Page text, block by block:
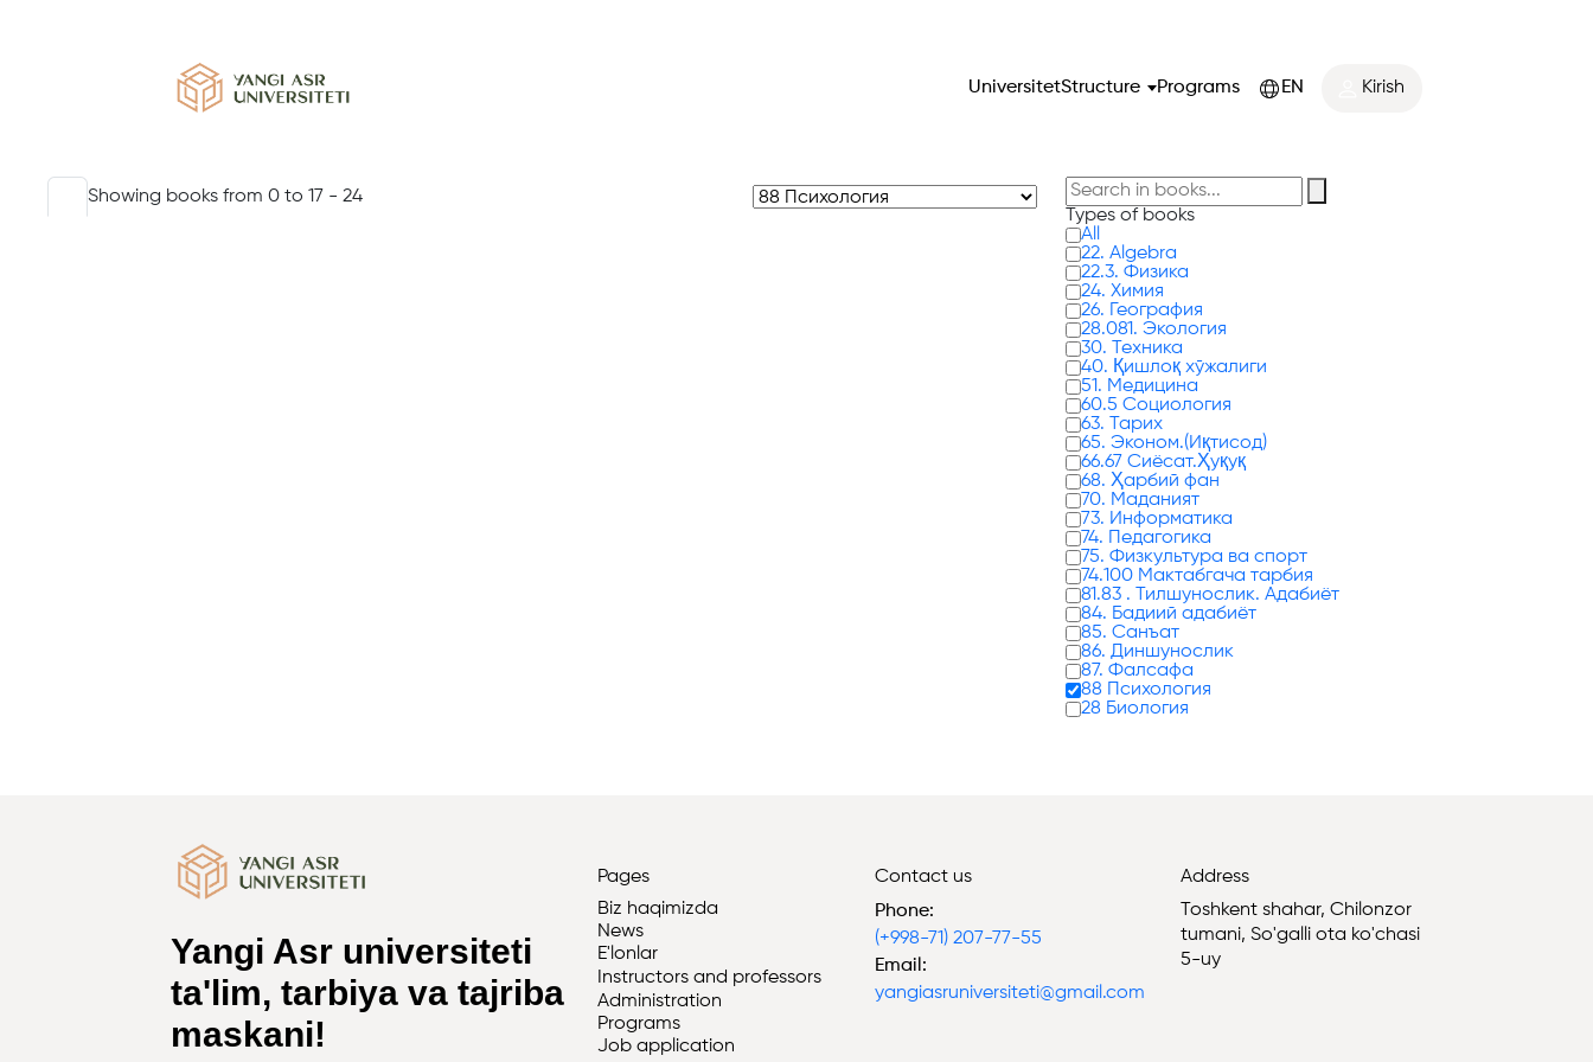
UniversitetStructure Programs EN Kirish
Showing books from 0 to 17 - 24
Types of books
All
22. Algebra
22.3. Физика
24. Химия
26. География
28.081. Экология
30. Техника
40. Қишлоқ хўжалиги
51. Медицина
60.5 Социология
63. Тарих
65. Эконом.(Иқтисод)
66.67 Сиёсат.Ҳуқуқ
68. Ҳарбий фан
70. Маданият
73. Информатика
74. Педагогика
75. Физкультура ва спорт
74.100 Мактабгача тарбия
81.83 . Тилшунослик. Адабиёт
84. Бадиий адабиёт
85. Санъат
86. Диншунослик
87. Фалсафа
88 Психология
28 Биология
Yangi Asr universiteti
ta'lim, tarbiya va tajriba
maskani!
Pages
Biz haqimizda
News
E'lonlar
Instructors and professors
Administration
Programs
Job application
Contact us
Phone:
(+998-71) 207-77-55
Email:
yangiasruniversiteti@gmail.com
Address
Toshkent shahar, Chilonzor
tumani, So'galli ota ko'chasi
5-uy